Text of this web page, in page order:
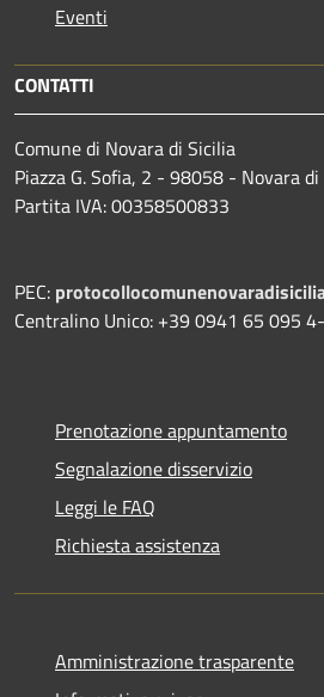
Eventi
CONTATTI
Comune di Novara di Sicilia
Piazza G. Sofia, 2 - 98058 - Novara
Partita IVA: 00358500833
PEC:
Centralino Unico: +39 0941 65 095
Prenotazione appuntamento
Segnalazione disservizio
Leggi le FAQ
Richiesta assistenza
Amministrazione trasparente